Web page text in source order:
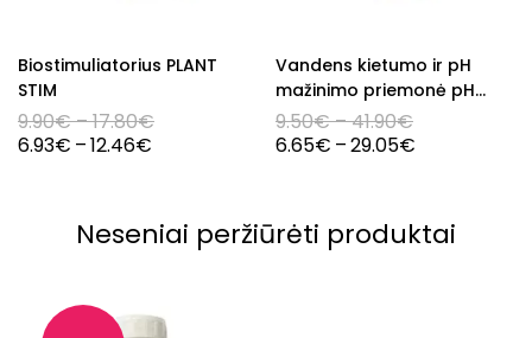
Biostimuliatorius PLANT
STIM
9.90€–17.80€
6.93€ –12.46€
Vandens kietumo ir pH
mažinimo priemonė pH
FOCUS HOME
9.50€–41.90€
6.65€ –29.05€
Neseniai peržiūrėti produktai